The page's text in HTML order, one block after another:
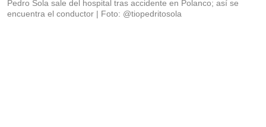
Pedro Sola sale del hospital tras accidente en Polanco; así se
encuentra el conductor
Foto: @tiopedritosola